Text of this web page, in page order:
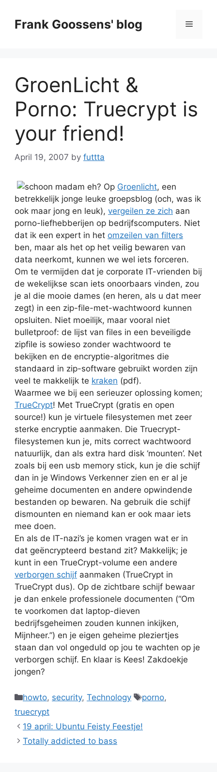
contentFrank Goossens' blog Menu
GroenLicht &
Porno: Truecrypt is
your friend!
April 19, 2007 by futtta
Op Groenlicht, een
betrekkelijk jonge leuke groepsblog (och, was ik
ook maar jong en leuk), vergeilen ze zich aan
porno-liefhebberijen op bedrijfscomputers. Niet
dat ik een expert in het omzeilen van filters
ben, maar als het op het veilig bewaren van
data neerkomt, kunnen we wel iets forceren.
Om te vermijden dat je corporate IT-vrienden bij
de wekelijkse scan iets onoorbaars vinden, zou
je al die mooie dames (en heren, als u dat meer
zegt) in een zip-file-met-wachtwoord kunnen
opsluiten. Niet moeilijk, maar vooral niet
bulletproof: de lijst van files in een beveiligde
zipfile is sowieso zonder wachtwoord te
bekijken en de encryptie-algoritmes die
standaard in zip-software gebruikt worden zijn
veel te makkelijk te kraken (pdf).
Waarmee we bij een serieuzer oplossing komen;
TrueCrypt! Met TrueCrypt (gratis en open
source!) kun je virtuele filesystemen met zeer
sterke encryptie aanmaken. Die Truecrypt-
filesystemen kun je, mits correct wachtwoord
natuurlijk, dan als extra hard disk ‘mounten’. Net
zoals bij een usb memory stick, kun je die schijf
dan in je Windows Verkenner zien en er al je
geheime documenten en andere opwindende
bestanden op bewaren. Na gebruik die schijf
dismounten en niemand kan er ook maar iets
mee doen.
En als de IT-nazi’s je komen vragen wat er in
dat geëncrypteerd bestand zit? Makkelijk; je
kunt in een TrueCrypt-volume een andere
verborgen schijf aanmaken (TrueCrypt in
TrueCrypt dus). Op de zichtbare schijf bewaar
je dan enkele professionele documenten (“Om
te voorkomen dat laptop-dieven
bedrijfsgeheimen zouden kunnen inkijken,
Mijnheer.”) en je eigen geheime pleziertjes
staan dan vol ongeduld op jou te wachten op je
verborgen schijf. En klaar is Kees! Zakdoekje
jongen?
Categories
howto, security, Technology Tags
porno,
truecrypt
19 april: Ubuntu Feisty Feestje!
Totally addicted to bass